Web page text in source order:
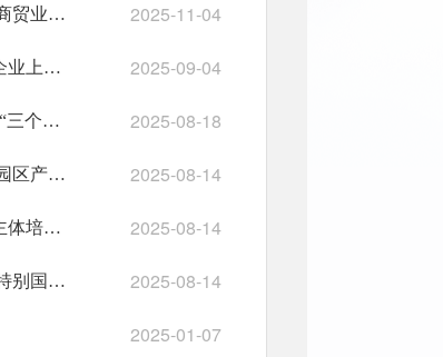
开府办函〔2025〕39号 开阳县人民政府办公室关于废止《开阳县促进商贸业、服务业发展 工作方案》的通知 2025-11-04
开府办函〔2025〕34号开阳县人民政府办公室关于废止《开阳县推动企业上市行动实施方案》的通知 2025-09-04
开府办函〔2025〕32号 开阳县人民政府办公室 关于废止《开阳县暴雨“三个叫应”服务制度》《进一步完善“三个叫应”服务机制》等文件的通知 2025-08-18
开府办函〔2025〕31号开阳县人民政府办公室关于 废止《开阳县化工园区产业发展指引》的通知 2025-08-14
开府办函〔2025〕30号开阳县人民政府办公室关于废止《开阳县市场主体培育提升实施方案》的通知 2025-08-14
开府办函〔2025〕29号开阳县人民政府办公室 关于废止《开阳县抗疫特别国债资金补助市场主体实施方案》的通知 2025-08-14
2025-01-07